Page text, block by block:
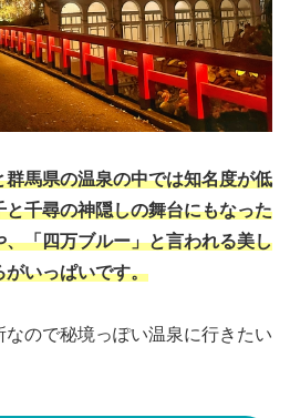
馬県の温泉の中では知名度が低
千尋の神隠しの舞台にもなった
「四万ブルー」と言われる美し
がいっぱいです。
ので秘境っぽい温泉に行きたい